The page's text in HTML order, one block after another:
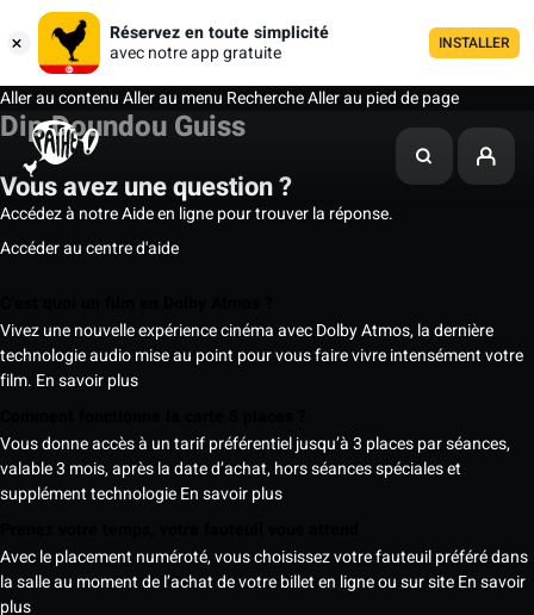
Réservez en toute simplicité
avec notre app gratuite
INSTALLER
Aller au contenuAller au menu RechercheAller au pied de page
Dip Doundou Guiss
Vous avez une question ?
Accédez à notre Aide en ligne pour trouver la réponse.
Accéder au centre d'aide
Vivez une nouvelle expérience cinéma avec Dolby Atmos, la dernière
technologie audio mise au point pour vous faire vivre intensément votre
film. En savoir plus
Vous donne accès à un tarif préférentiel jusqu’à 3 places par séances,
valable 3 mois, après la date d’achat, hors séances spéciales et
supplément technologieEn savoir plus
Avec le placement numéroté, vous choisissez votre fauteuil préféré dans
la salle au moment de l’achat de votre billet en ligne ou sur siteEn savoir
plus